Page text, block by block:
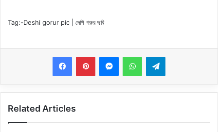
Tag:-Deshi gorur pic | দেশি গরুর ছবি
MessengerWhatsAppTelegram
Related Articles